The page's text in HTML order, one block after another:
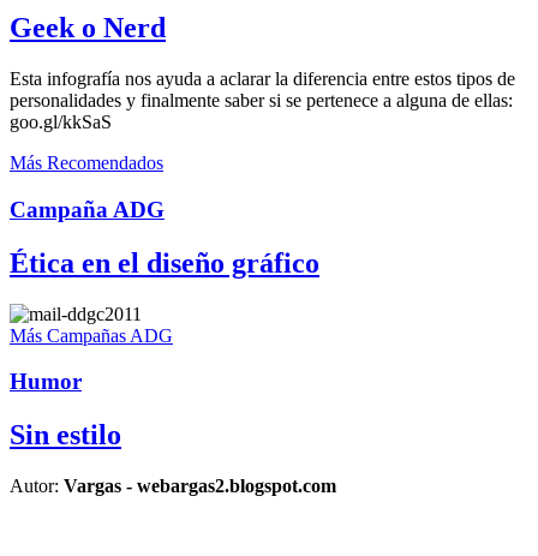
Geek o Nerd
Esta infografía nos ayuda a aclarar la diferencia entre estos tipos de
personalidades y finalmente saber si se pertenece a alguna de ellas:
goo.gl/kkSaS
Más Recomendados
Campaña ADG
Ética en el diseño gráfico
Más Campañas ADG
Humor
Sin estilo
Autor: Vargas - webargas2.blogspot.com